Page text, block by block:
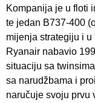
Kompanija je u floti
te jedan B737-400
mijenja strategiju i
Ryanair nabavio
situaciju sa
sa narudžbama i
naručuje svoju prvu